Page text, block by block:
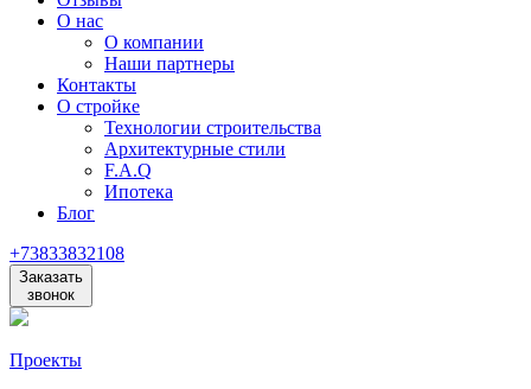
О нас
О компании
Наши партнеры
Контакты
О стройке
Технологии строительства
Архитектурные стили
F.A.Q
Ипотека
Блог
+73833832108
Заказать
звонок
Проекты